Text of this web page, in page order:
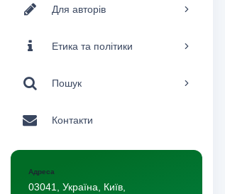
Для авторів
Етика та політики
Пошук
Контакти
Адреса
03041, Україна, Київ,